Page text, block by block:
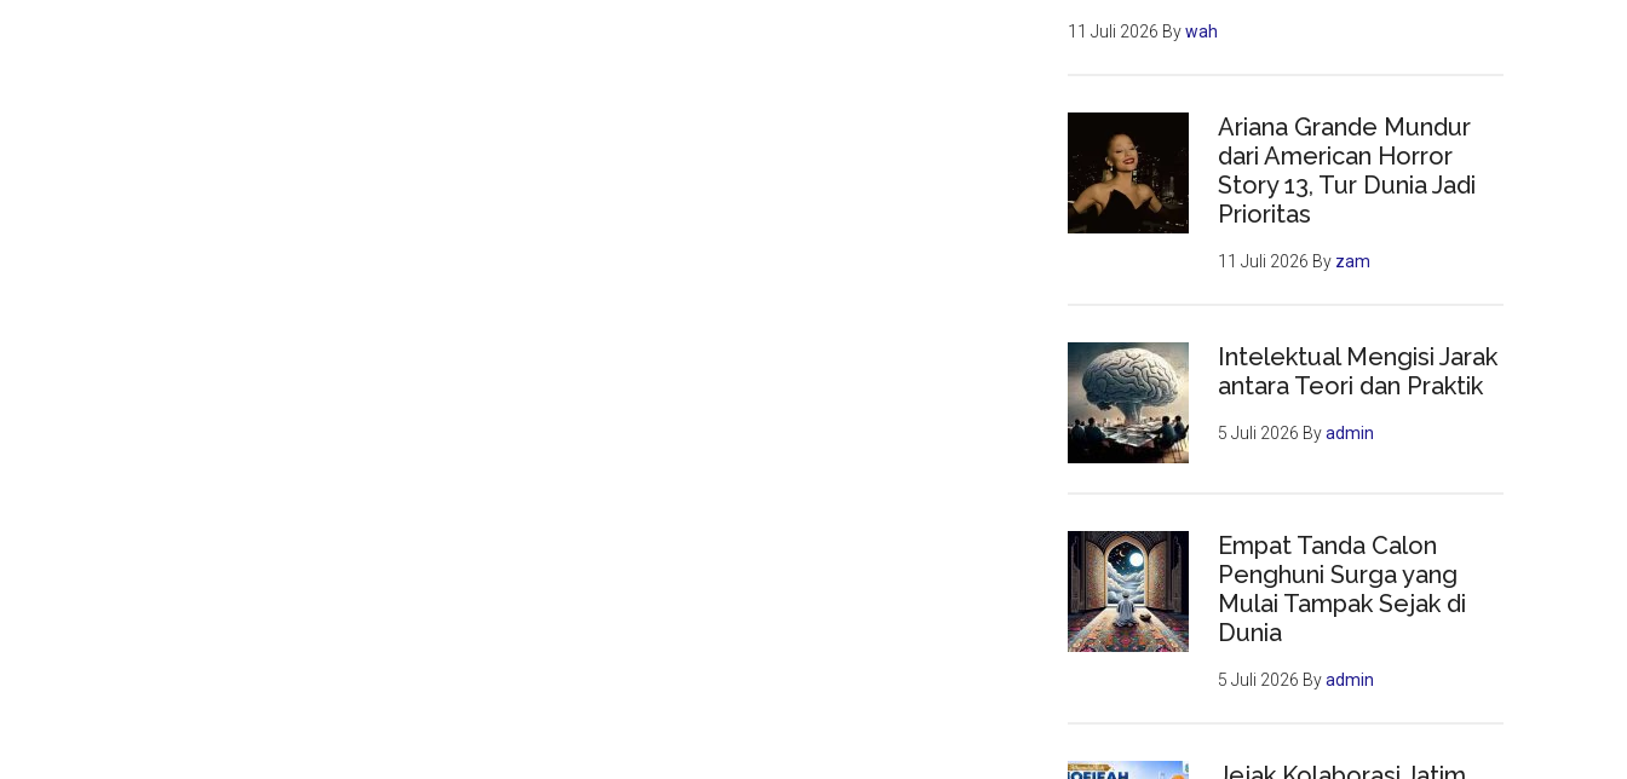
11 Juli 2026 Bywah
Ariana Grande Mundur
dari American Horror
Story 13, Tur Dunia Jadi
Prioritas
11 Juli 2026 By zam
Intelektual Mengisi Jarak
antara Teori dan Praktik
5 Juli 2026 Byadmin
Empat Tanda Calon
Penghuni Surga yang
Mulai Tampak Sejak di
Dunia
5 Juli 2026 Byadmin